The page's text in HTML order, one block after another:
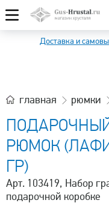
Доставка и
главная рюмки
РЮМОК
ГР)
Арт. 103419, Набор
подарочной коробке